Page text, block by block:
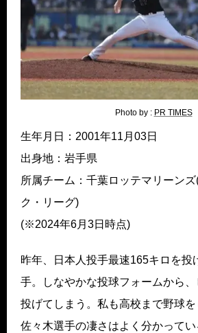
Photo by : PR TIMES
生年月日：2001年11月03日
出身地：岩手県
所属チーム：千葉ロッテマリーン
ク・リーグ)
(※2024年6月3日時点)
昨年、日本人投手最速165キロを投
手。しなやかな投球フォームから
投げてしまう。私も高校まで野球を
佐々木選手の凄さはよく分かってい